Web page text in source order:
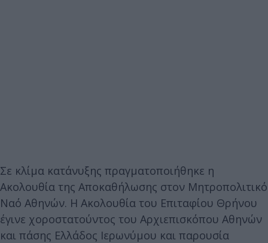
Σε κλίμα κατάνυξης πραγματοποιήθηκε η
Ακολουθία της Αποκαθήλωσης στον Μητροπολιτικό
Ναό Αθηνών. Η Ακολουθία του Επιταφίου Θρήνου
έγινε χοροστατούντος του Αρχιεπισκόπου Αθηνών
και πάσης Ελλάδος Ιερωνύμου και παρουσία